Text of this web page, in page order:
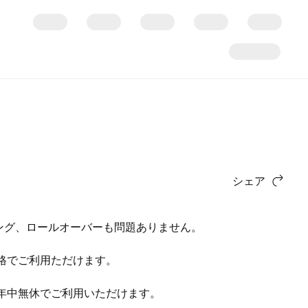
シェア
、ロールオーバーも問題ありません。
ご利用ただけます。
無休でご利用いただけます。